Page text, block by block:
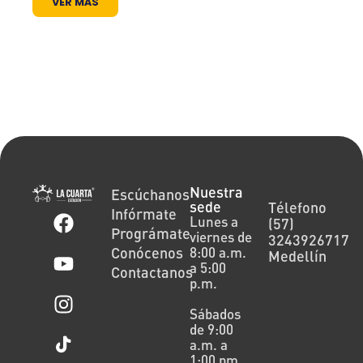
Escúchanos
Infórmate
Prográmate
Conócenos
Contactanos
Nuestra
sede
Lunes a
viernes de
8:00 a.m.
a 5:00
p.m.
Sábados
de 9:00
a.m. a
Télefono
(57)
3243926717
Medellín